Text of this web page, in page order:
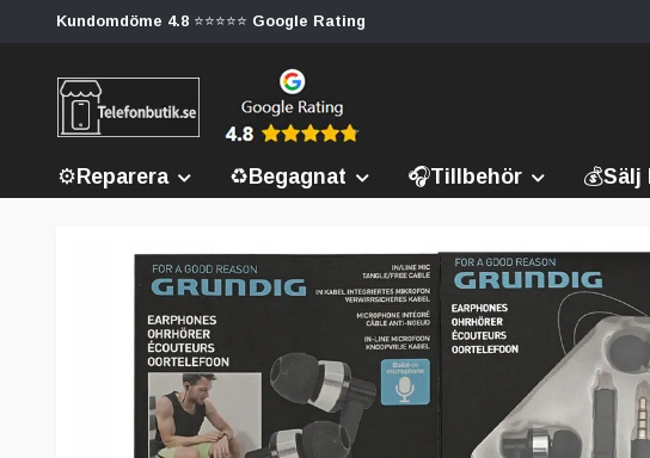
Kundomdöme 4.8 ⭐⭐⭐⭐⭐ Google Rating
⚙️Reparera ♻️Begagnat 🎧Tillbehör